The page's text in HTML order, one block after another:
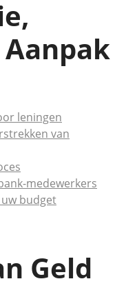
leningen
van
medewerkers
budget
Geld